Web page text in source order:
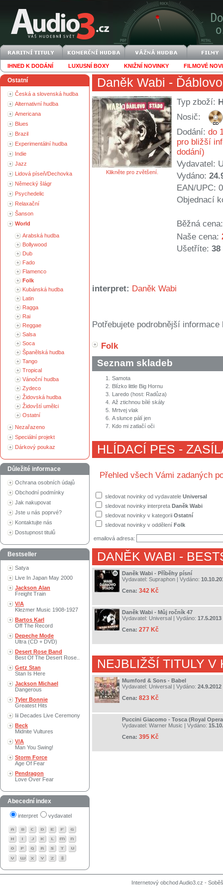
IHNED K DODÁNÍ LUXUSNÍ BOXY KNIŽNÍ NOVINKY FILMOVÉ
Ostatní
Česká a slovenská hudba
Alternativní hudba
Americana
Blues
Brazil
Experimentální hudba
Indie
Jazz
Lidová píseň/Dechovka
Německý šlágr
Psychedelic
Relaxační
Šanson
World
Arabská hudba
Bollywood
Dub
Fado
Flamenco
Folk
Kubánská hudba
Latin
Ragga
Rai
Reggae
Salsa
Soca
Španělská hudba
Tango
Tropical
Vánoční hudba
Zydeco
Židovská hudba
Židovští umělci
Ostatní
Nezařazeno
Speciální projekt
Dárkový poukaz
Důležité informace
Ochrana osobních údajů
Obchodní podmínky
Jak nakupovat
Jste u nás poprvé?
Kontaktujte nás
Dostupnost titulů
Bestseller
Satya
Live In Japan May 2000
Jackson Alan
Freight Train
V/A
Klezmer Music 1908-1927
Bartos Karl
Off The Record
Depeche Mode
Ultra (CD + DVD)
Desert Rose Band
Best Of The Desert Rose..
Getz Stan
Stan Is Here
Jackson Michael
Dangerous
Tyler Bonnie
Greatest Hits
Iii Decades Live Ceremony
Beck
Midnite Vultures
V/A
Man You Swing!
Storm Force
Age Of Fear
Pendragon
Love Over Fear
Abecední index
interpret vydavatel
Daněk Wabi -
Klikněte pro zvětšení.
Typ zboží:
Nosič:
Dodání: do
pro bližší
dodání)
Vydavatel:
Vydáno:
EAN/UPC:
Objednací
Běžná cena:
Naše cena:
Ušetříte: 38
interpret: Daněk Wabi
Potřebujete podrobnější
Folk
Seznam skladeb
1.
Samota
2.
Blízko little Big Hornu
3.
Laredo (host: Radůza)
4. Až ztichnou bílé skály
5.
Mrtvej vlak
6. A slunce pálí jen
7.
Kdo mi zatlačí oči
HLÍDACÍ PES -
Přehled všech Vámi zadaných
sledovat novinky od vydavatele Universal
sledovat novinky interpreta Daněk Wabi
sledovat novinky v kategorii Ostatní
sledovat novinky v oddělení Folk
emailová adresa:
DANĚK WABI -
Daněk Wabi - Příběhy písní
Vydavatel: Supraphon | Vydáno:
Cena: 342 Kč
Daněk Wabi - Můj ročník 47
Vydavatel: Universal | Vydáno: 17.5.2013
Cena: 277 Kč
NEJBLIŽŠÍ TITULY V
Mumford & Sons - Babel
Vydavatel: Universal | Vydáno: 24.9.2012
Cena: 823 Kč
Puccini Giacomo - Tosca (Royal
Vydavatel: Warner Music | Vydáno:
Cena: 395 Kč
Internetový obchod Audio3.cz -